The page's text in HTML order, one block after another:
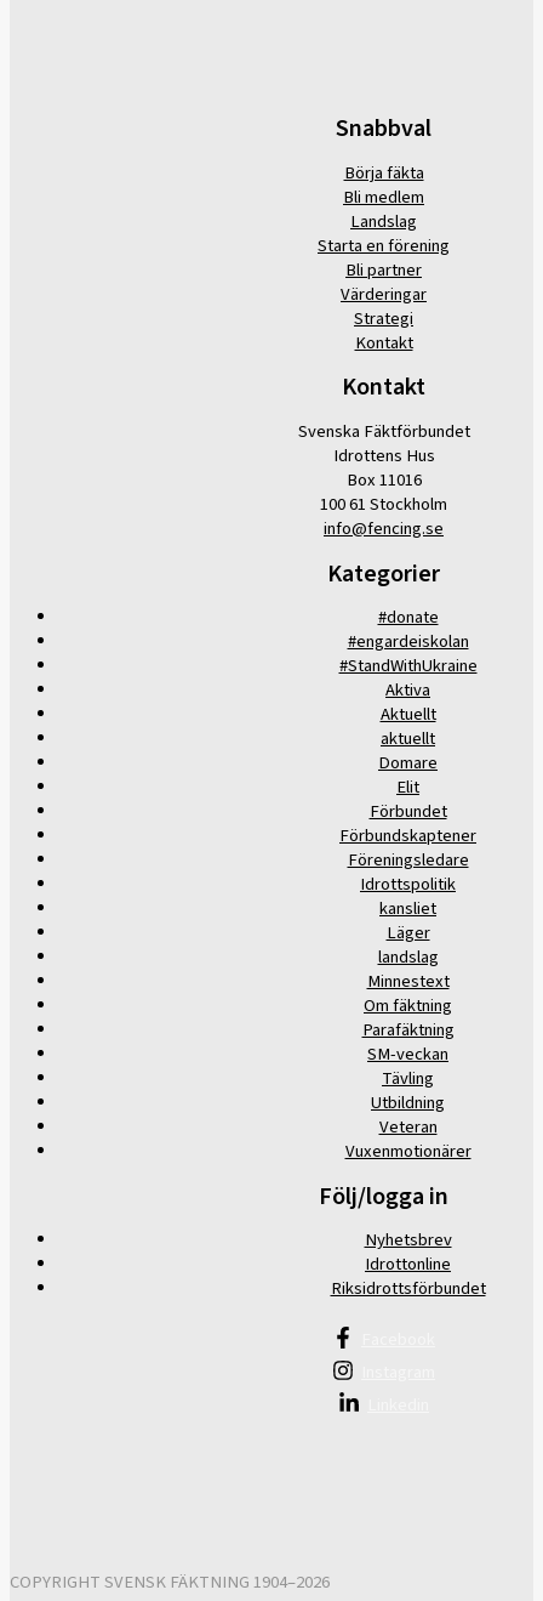
Snabbval
Börja fäkta
Bli medlem
Landslag
Starta en förening
Bli partner
Värderingar
Strategi
Kontakt
Kontakt
Svenska Fäktförbundet
Idrottens Hus
Box 11016
100 61 Stockholm
info@fencing.se
Kategorier
#donate
#engardeiskolan
#StandWithUkraine
Aktiva
Aktuellt
aktuellt
Domare
Elit
Förbundet
Förbundskaptener
Föreningsledare
Idrottspolitik
kansliet
Läger
landslag
Minnestext
Om fäktning
Parafäktning
SM-veckan
Tävling
Utbildning
Veteran
Vuxenmotionärer
Följ/logga in
Nyhetsbrev
Idrottonline
Riksidrottsförbundet
COPYRIGHT SVENSK FÄKTNING 1904–2026